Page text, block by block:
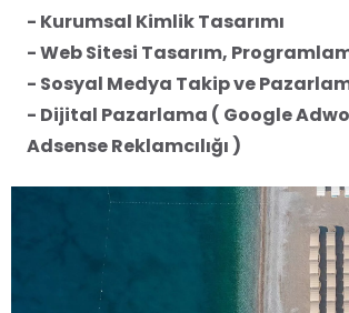
- Kurumsal Kimlik Tasarımı
- Web Sitesi Tasarım,
- Sosyal Medya Takip ve
- Dijital Pazarlama ( Google
Adsense Reklamcılığı )